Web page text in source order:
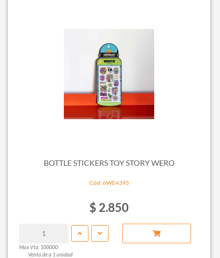
BOTTLE STICKERS TOY STORY WERO
Cód: 6WE4395
$ 2.850
Max Vta: 100000
Venta de a 1 unidad